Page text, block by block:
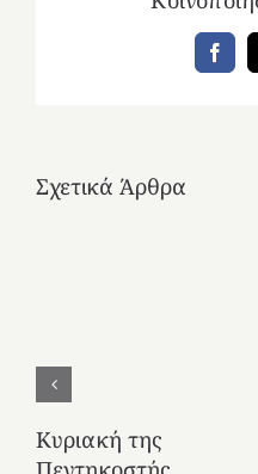
Σχετικά Άρθρα
Κυριακή της